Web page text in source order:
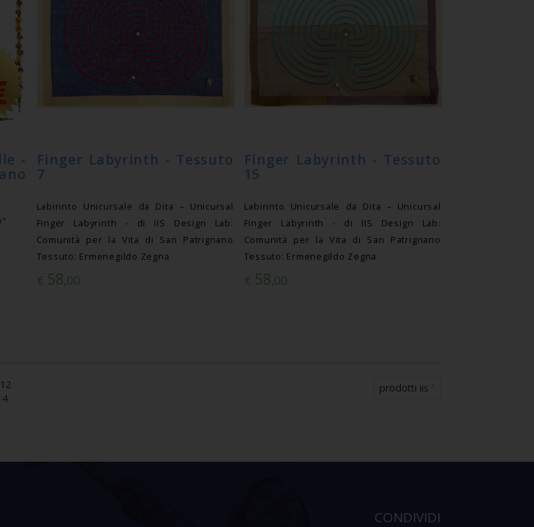
- Finger Labyrinth - Tessuto
7
Labirinto Unicursale da Dita – Unicursal
Finger Labyrinth - di IIS Design Lab:
Comunità per la Vita di San Patrignano
Tessuto: Ermenegildo Zegna
€ 58,00
Finger Labyrinth - Tessuto
15
Labirinto Unicursale da Dita – Unicursal
Finger Labyrinth - di IIS Design Lab:
Comunità per la Vita di San Patrignano
Tessuto: Ermenegildo Zegna
€ 58,00
prodotti iis
CONDIVIDI